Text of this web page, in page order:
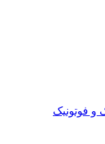
فوتونیک